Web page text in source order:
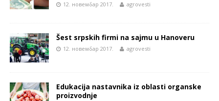
12. новембар 2017. agrovesti
Šest srpskih firmi na sajmu u Hanoveru
12. новембар 2017. agrovesti
Edukacija nastavnika iz oblasti organske
proizvodnje